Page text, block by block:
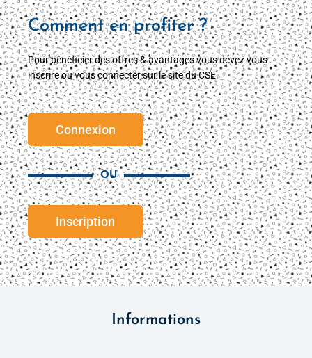
Comment en profiter ?
Pour bénéficier des offres & avantages vous devez vous
inscrire ou vous connecter sur le site du CSE.
Connexion
OU
Inscription
Informations